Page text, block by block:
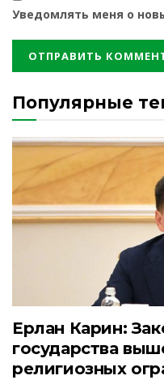
Уведомлять меня о
Популярные
Ерлан Карин:
государства
религиозных